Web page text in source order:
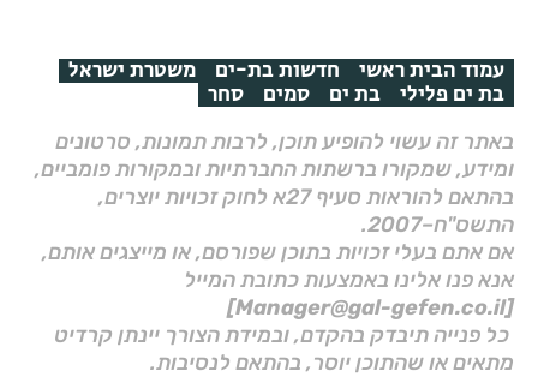
עמוד הבית ראשי חדשות בת-ים משטרת ישראל
בת ים פלילי בת ים סמים סחר
באתר זה עשוי להופיע תוכן, לרבות תמונות, סרטונים
ומידע, שמקורו ברשתות החברתיות ובמקורות פומביים,
בהתאם להוראות סעיף 27א לחוק זכויות יוצרים,
התשס"ח–2007.
אם אתם בעלי זכויות בתוכן שפורסם, או מייצגים אותם,
אנא פנו אלינו באמצעות כתובת המייל
[Manager@gal-gefen.co.il]
כל פנייה תיבדק בהקדם, ובמידת הצורך יינתן קרדיט
מתאים או שהתוכן יוסר, בהתאם לנסיבות.